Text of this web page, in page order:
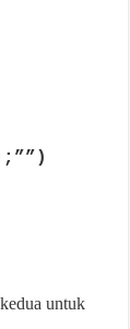
;””)
untuk